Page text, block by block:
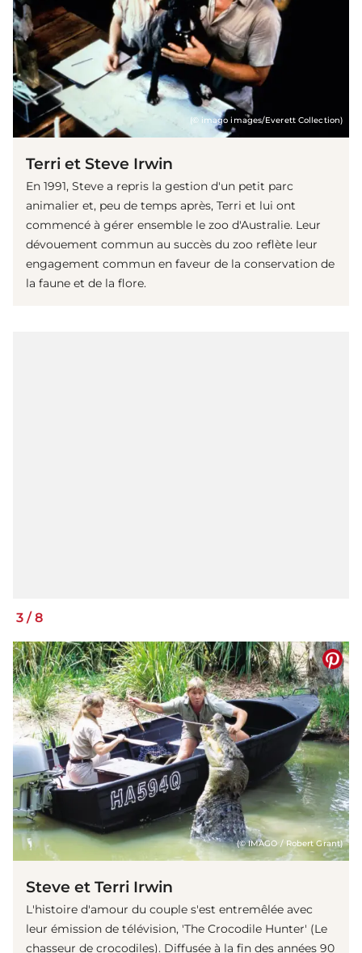
(© imago images/Everett Collection)
Terri et Steve Irwin
En 1991, Steve a repris la gestion d'un petit parc
animalier et, peu de temps après, Terri et lui ont
commencé à gérer ensemble le zoo d'Australie. Leur
dévouement commun au succès du zoo reflète leur
engagement commun en faveur de la conservation de
la faune et de la flore.
3 /8
(© IMAGO / Robert Grant)
Steve et Terri Irwin
L'histoire d'amour du couple s'est entremêlée avec
leur émission de télévision, 'The Crocodile Hunter' (Le
chasseur de crocodiles). Diffusée à la fin des années 90